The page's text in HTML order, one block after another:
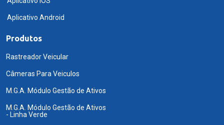
Aplicativo Android
Produtos
Rastreador Veicular
Câmeras Para Veiculos
M.G.A. Módulo Gestão de Ativos
M.G.A. Módulo Gestão de Ativos
- Linha Verde